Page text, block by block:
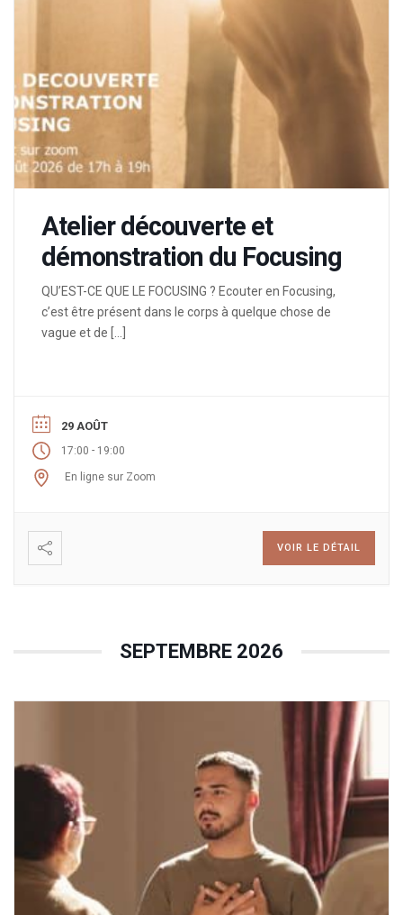
Atelier découverte et
démonstration du Focusing
QU’EST-CE QUE LE FOCUSING ? Ecouter en Focusing,
c’est être présent dans le corps à quelque chose de
vague et de […]
29 AOÛT
17:00 - 19:00
En ligne sur Zoom
VOIR LE DÉTAIL
SEPTEMBRE 2026